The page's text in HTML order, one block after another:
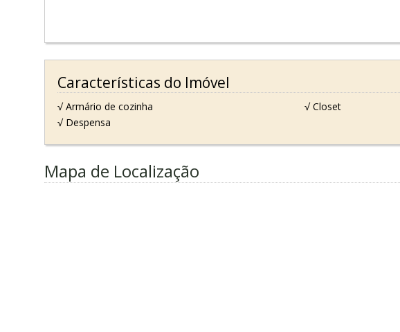
Características do Imóvel
√ Armário de cozinha √ Closet
√ Despensa
Mapa de Localização